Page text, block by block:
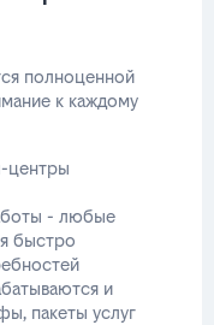
полноценной
к каждому
центры
- любые
быстро
и
пакеты услуг